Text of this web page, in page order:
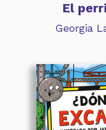
El
Georgia